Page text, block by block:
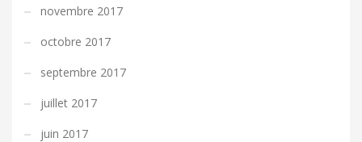
novembre 2017
octobre 2017
septembre 2017
juillet 2017
juin 2017